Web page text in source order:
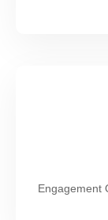
Engagement